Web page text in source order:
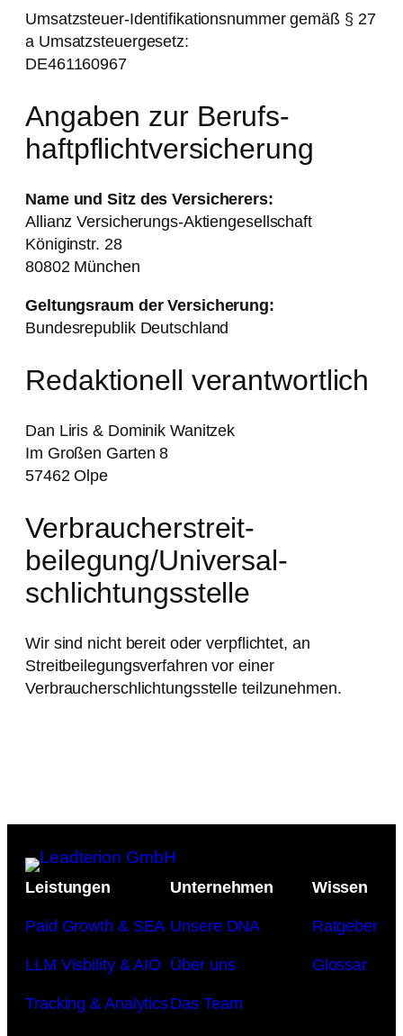
Umsatzsteuer-Identifikationsnummer gemäß § 27
a Umsatzsteuergesetz:
DE461160967
Angaben zur Berufs­
haftpflicht­versicherung
Name und Sitz des Versicherers:
Allianz Versicherungs-Aktiengesellschaft
Königinstr. 28
80802 München
Geltungsraum der Versicherung:
Bundesrepublik Deutschland
Redaktionell verantwortlich
Dan Liris & Dominik Wanitzek
Im Großen Garten 8
57462 Olpe
Verbraucher­streit­
beilegung/Universal­
schlichtungs­stelle
Wir sind nicht bereit oder verpflichtet, an
Streitbeilegungsverfahren vor einer
Verbraucherschlichtungsstelle teilzunehmen.
Leistungen
Paid Growth & SEA
LLM Visbility & AIO
Tracking & Analytics
Unternehmen
Unsere DNA
Über uns
Das Team
Wissen
Ratgeber
Glossar